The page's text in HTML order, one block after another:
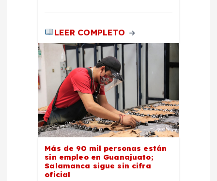
LEER COMPLETO
Más de 90 mil personas están
sin empleo en Guanajuato;
Salamanca sigue sin cifra
oficial